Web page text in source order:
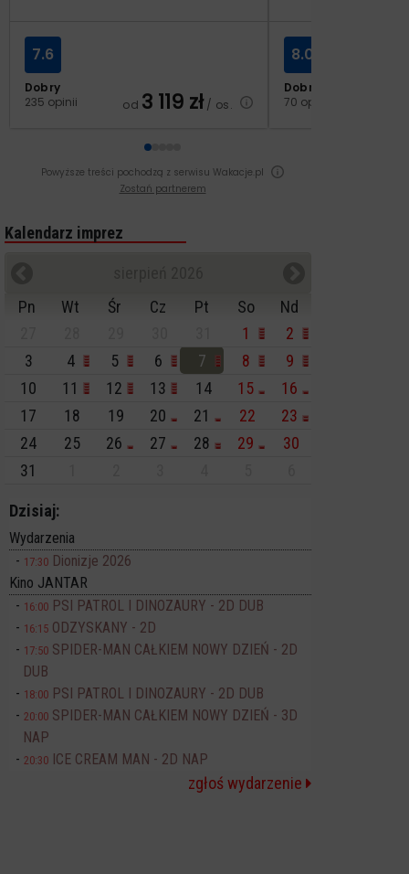
Dobry
235 opinii
7.6
od 3 119 zł/ os.
Dobry
70 opinii
8.0
Powyższe treści pochodzą z serwisu Wakacje.pl
Zostań partnerem
Kalendarz imprez
Pn
Wt Śr Cz Pt So
Nd
1
2
3
4 5 6 7 8
9
10
11 12 13 14 15
16
17
18 19 20 21 22
23
24
25 26 27 28 29
30
31
Dzisiaj:
Wydarzenia
17:30 Dionizje 2026
Kino JANTAR
16:00 PSI PATROL I DINOZAURY - 2D DUB
16:15 ODZYSKANY - 2D
17:50 SPIDER-MAN CAŁKIEM NOWY DZIEŃ - 2D
DUB
18:00 PSI PATROL I DINOZAURY - 2D DUB
20:00 SPIDER-MAN CAŁKIEM NOWY DZIEŃ - 3D
NAP
20:30 ICE CREAM MAN - 2D NAP
zgłoś wydarzenie